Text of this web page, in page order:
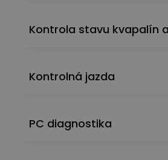
Kontrola stavu kvapalín
Kontrolná jazda
PC diagnostika